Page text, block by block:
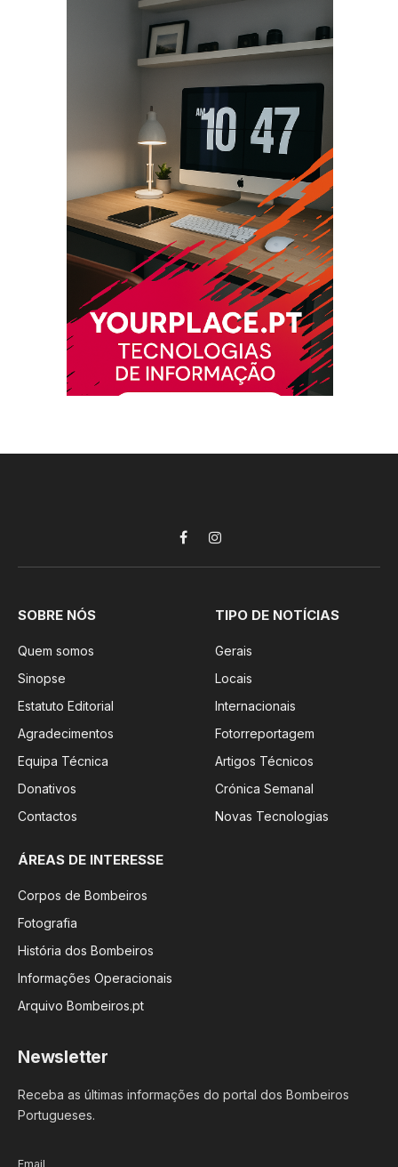
FacebookInstagram
SOBRE NÓS
Quem somos
Sinopse
Estatuto Editorial
Agradecimentos
Equipa Técnica
Donativos
Contactos
TIPO DE NOTÍCIAS
Gerais
Locais
Internacionais
Fotorreportagem
Artigos Técnicos
Crónica Semanal
Novas Tecnologias
ÁREAS DE INTERESSE
Corpos de Bombeiros
Fotografia
História dos Bombeiros
Informações Operacionais
Arquivo Bombeiros.pt
Newsletter
Receba as últimas informações do portal dos Bombeiros
Portugueses.
Email